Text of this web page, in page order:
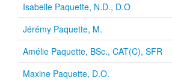
Isabelle Paquette, N.D., D.O
Jérémy Paquette, M.
Amélie Paquette, BSc., CAT(C), SFR
Maxine Paquette, D.O.